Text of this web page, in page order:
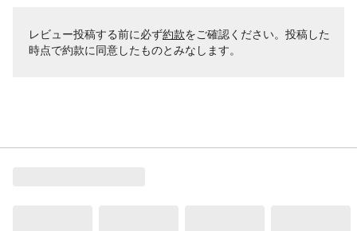
レビュー投稿する前に必ず約款をご確認ください。投稿した
時点で約款に同意したものとみなします。